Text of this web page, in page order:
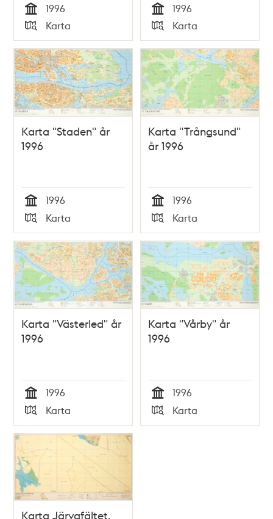
Tid
1996
Typ
Karta Tid
1996
Typ
Karta
Karta "Staden" år
1996
Tid
1996
Typ
Karta
Karta "Trångsund"
år 1996
Tid
1996
Typ
Karta
Karta "Västerled" år
1996
Tid
1996
Typ
Karta
Karta "Vårby" år
1996
Tid
1996
Typ
Karta
Karta Järvafältet,